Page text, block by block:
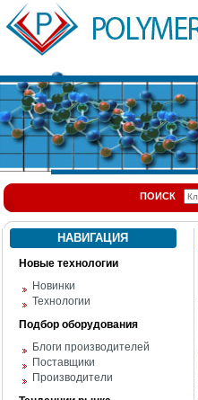
ПОИСК
НАВИГАЦИЯ
Новые технологии
Новинки
Технологии
Подбор оборудования
Блоги производителей
Поставщики
Производители